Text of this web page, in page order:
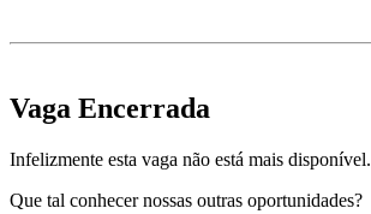
Vaga Encerrada
Infelizmente esta vaga não está mais disponível.
Que tal conhecer nossas outras oportunidades?